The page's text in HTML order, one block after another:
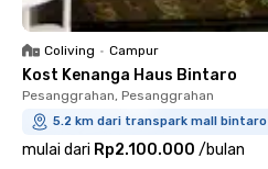
Coliving • Campur
Kost Kenanga Haus Bintaro
Pesanggrahan, Pesanggrahan
5.2 km dari transpark mall bintaro
mulai dari Rp2.100.000 /bulan